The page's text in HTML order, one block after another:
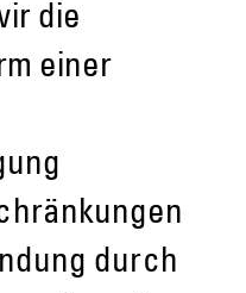
die
einer
durch